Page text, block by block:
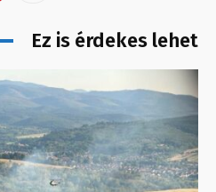
Ez is érdekes lehet